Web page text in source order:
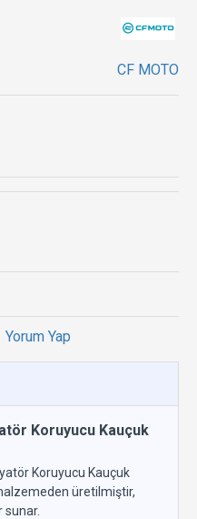
CF MOTO
Yorum Yap
Koruyucu Kauçuk
Koruyucu Kauçuk
üretilmiştir,
sunar.